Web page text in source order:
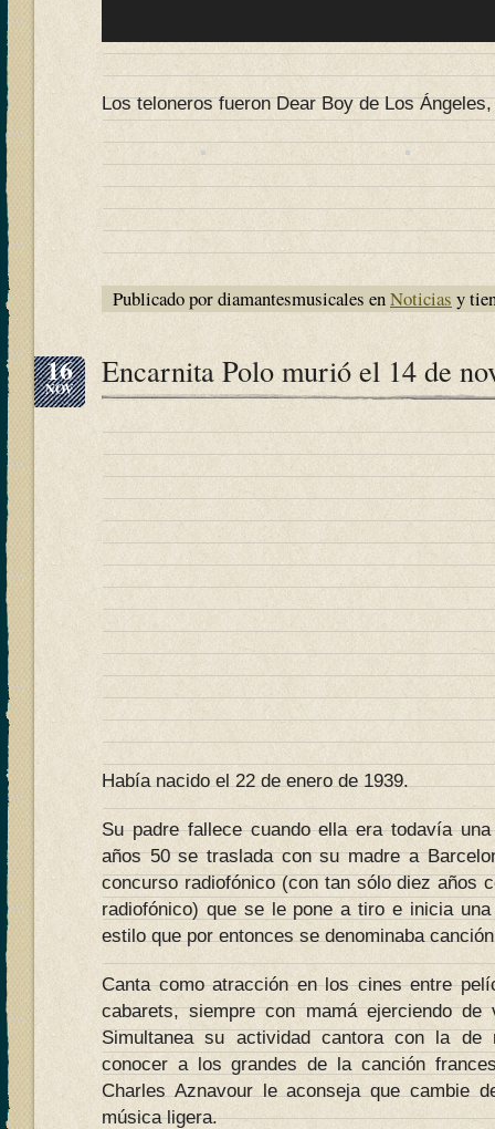
Los teloneros fueron Dear Boy de Los
Publicado por diamantesmusicales enNoticias y
16
NOV Encarnita Polo murió el 14 de
Había nacido el 22 de enero de 1939.
Su padre fallece cuando ella era todavía
años 50 se traslada con su madre a
concurso radiofónico (con tan sólo diez años
radiofónico) que se le pone a tiro e inicia
estilo que por entonces se denominaba
Canta como atracción en los cines entre
cabarets, siempre con mamá ejerciendo de
Simultanea su actividad cantora con la de
conocer a los grandes de la canción
Charles Aznavour le aconseja que cambie
música ligera.